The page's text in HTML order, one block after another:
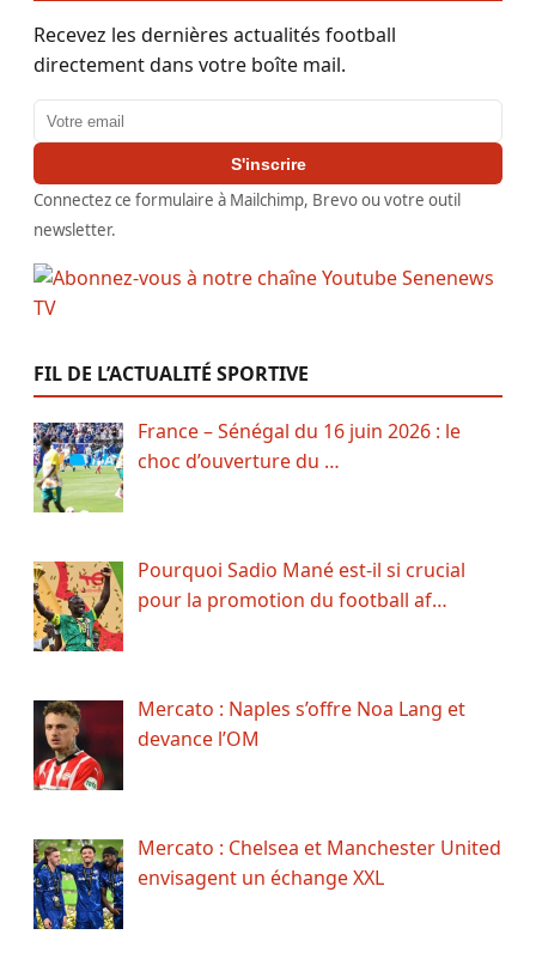
Recevez les dernières actualités football
directement dans votre boîte mail.
Adresse email
S'inscrire
Connectez ce formulaire à Mailchimp, Brevo ou votre outil
newsletter.
FIL DE L’ACTUALITÉ SPORTIVE
France – Sénégal du 16 juin 2026 : le
choc d’ouverture du …
Pourquoi Sadio Mané est-il si crucial
pour la promotion du football af…
Mercato : Naples s’offre Noa Lang et
devance l’OM
Mercato : Chelsea et Manchester United
envisagent un échange XXL